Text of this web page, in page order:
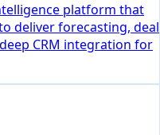
platform that
deliver forecasting, deal
CRM integration for